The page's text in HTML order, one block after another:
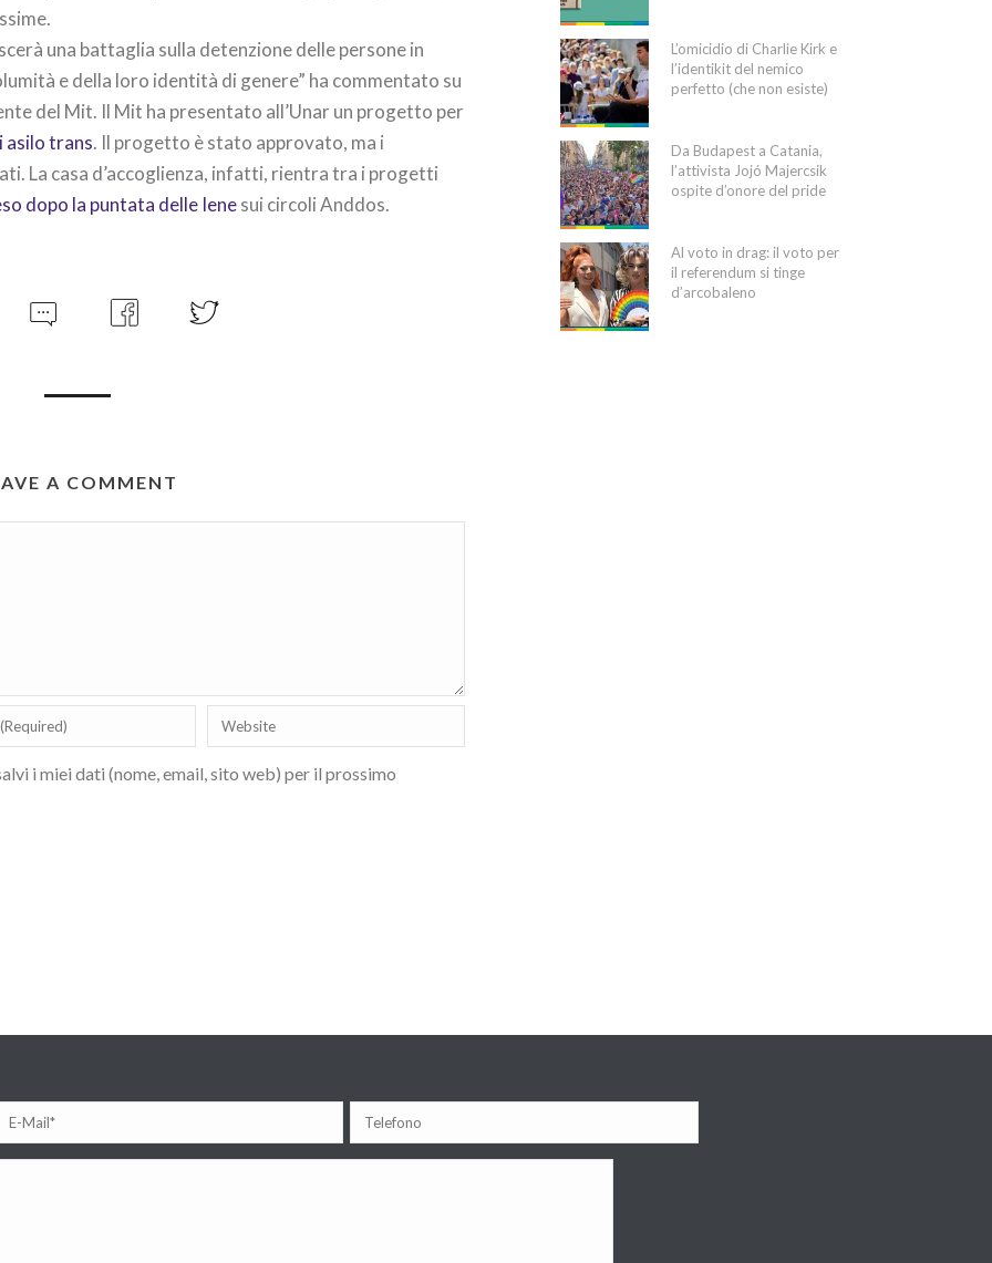
una battaglia sulla detenzione delle persone in
e della loro identità di genere” ha commentato su
del Mit. Il Mit ha presentato all’Unar un progetto per
asilo trans. Il progetto è stato approvato, ma i
La casa d’accoglienza, infatti, rientra tra i progetti
dopo la puntata delle Ienesui circoli Anddos.
A COMMENT
i miei dati (nome, email, sito web) per il prossimo
L’omicidio di Charlie Kirk e
l’identikit del nemico
perfetto (che non esiste)
Da Budapest a Catania,
l’attivista Jojó Majercsik
ospite d’onore del pride
Al voto in drag: il voto per
il referendum si tinge
d’arcobaleno